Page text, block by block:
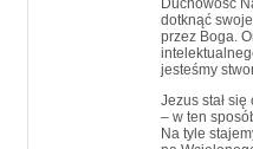
Duchowość
dotknąć
przez Boga.
jesteśmy
Jezus stał
– w ten
Na tyle